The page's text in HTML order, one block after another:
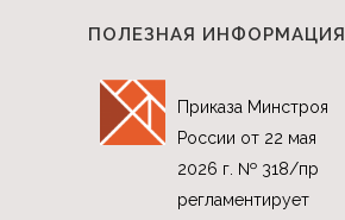
ПОЛЕЗНАЯ ИНФОРМАЦИЯ
Приказа Минстроя
России от 22 мая
2026 г. № 318/пр
регламентирует